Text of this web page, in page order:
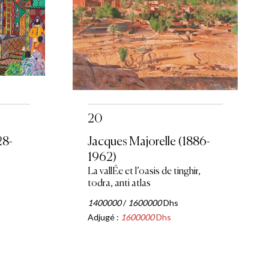
20
Jacques Majorelle (1886-
1962)
La vallÉe et l’oasis de tinghir,
todra, anti atlas
1400000/ 1600000Dhs
Adjugé : 1600000Dhs